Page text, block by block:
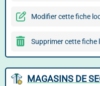
Modifier cette fiche
Supprimer cette fiche
MAGASINS DE